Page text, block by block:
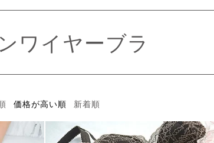
ワイヤーブラ
価格が高い順 新着順